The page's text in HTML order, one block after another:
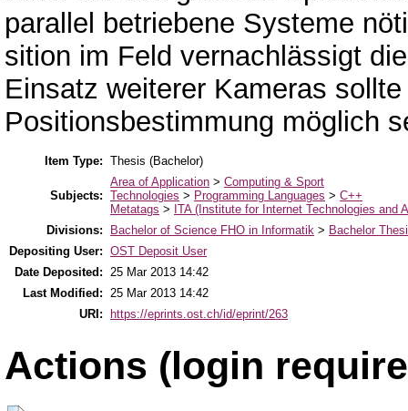
parallel betriebene Systeme
sition im Feld vernachlässigt
Einsatz weiterer Kameras
Positionsbestimmung möglich
Item Type: Thesis (Bachelor)
Subjects:
Area of Application > Computing & Sport
Technologies > Programming Languages > C++
Metatags > ITA (Institute for Internet Technologies and
Divisions:
Bachelor of Science FHO in Informatik > Bachelor
Depositing User: OST Deposit User
Date Deposited: 25 Mar 2013 14:42
Last Modified: 25 Mar 2013 14:42
URI:
https://eprints.ost.ch/id/eprint/263
Actions (login